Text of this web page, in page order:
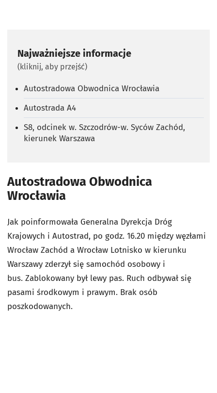
Najważniejsze informacje
(kliknij, aby przejść)
Autostradowa Obwodnica Wrocławia
Autostrada A4
S8, odcinek w. Szczodrów-w. Syców Zachód,
kierunek Warszawa
Autostradowa Obwodnica
Wrocławia
Jak poinformowała Generalna Dyrekcja Dróg
Krajowych i Autostrad, po godz. 16.20 między węzłami
Wrocław Zachód a Wrocław Lotnisko w kierunku
Warszawy zderzył się samochód osobowy i
bus. Zablokowany był lewy pas. Ruch odbywał się
pasami środkowym i prawym. Brak osób
poszkodowanych.